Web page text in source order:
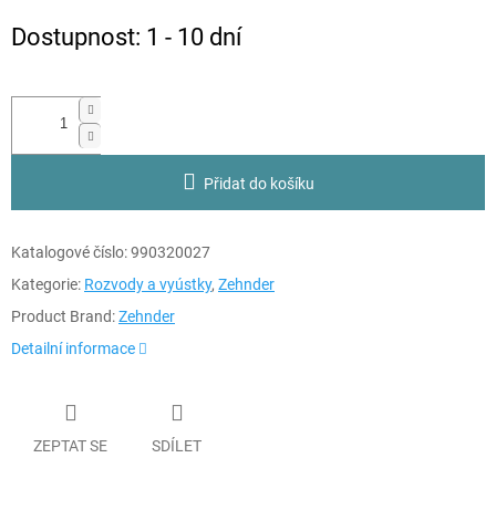
cena:
Dostupnost: 1 - 10 dní
Přidat do košíku
Katalogové číslo:990320027
Kategorie: Rozvody a vyústky, Zehnder
Product Brand:Zehnder
Detailní informace
ZEPTAT SE SDÍLET